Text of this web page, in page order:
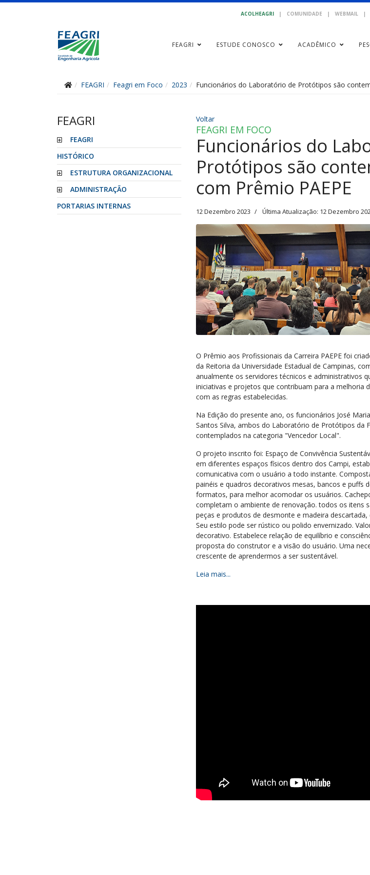
ACOLHEAGRI | COMUNIDADE | WEBMAIL |
FEAGRI ESTUDE CONOSCO ACADÊMICO
FEAGRI Feagri em Foco 2023 Funcionários do Laboratório de Protótipos são
FEAGRI
FEAGRI
HISTÓRICO
ESTRUTURA ORGANIZACIONAL
ADMINISTRAÇÃO
PORTARIAS INTERNAS
Voltar
FEAGRI EM FOCO
Funcionários do
Protótipos são
com Prêmio PAEPE
12 Dezembro 2023 Última Atualização: 12 Dezembro
O Prêmio aos Profissionais da Carreira PAEPE foi
da Reitoria da Universidade Estadual de Campinas,
anualmente os servidores técnicos e administrativos
iniciativas e projetos que contribuam para a melhoria
com as regras estabelecidas.
Na Edição do presente ano, os funcionários José
Santos Silva, ambos do Laboratório de Protótipos da
contemplados na categoria "Vencedor Local".
O projeto inscrito foi: Espaço de Convivência
em diferentes espaços físicos dentro dos Campi,
comunicativa com o usuário a todo instante.
painéis e quadros decorativos mesas, bancos e puffs
formatos, para melhor acomodar os usuários.
completam o ambiente de renovação. todos os itens
peças e produtos de desmonte e madeira descartada,
Seu estilo pode ser rústico ou polido envernizado.
decorativo. Estabelece relação de equilíbrio e
proposta do construtor e a visão do usuário. Uma
crescente de aprendermos a ser sustentável.
Leia mais...